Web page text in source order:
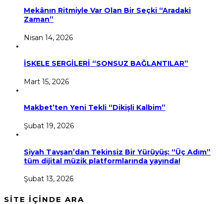
Mekânın Ritmiyle Var Olan Bir Seçki “Aradaki
Zaman”
Nisan 14, 2026
İSKELE SERGİLERİ “SONSUZ BAĞLANTILAR”
Mart 15, 2026
Makbet’ten Yeni Tekli “Dikişli Kalbim”
Şubat 19, 2026
Siyah Tavşan’dan Tekinsiz Bir Yürüyüş: “Üç Adım”
tüm dijital müzik platformlarında yayında!
Şubat 13, 2026
SİTE İÇİNDE ARA